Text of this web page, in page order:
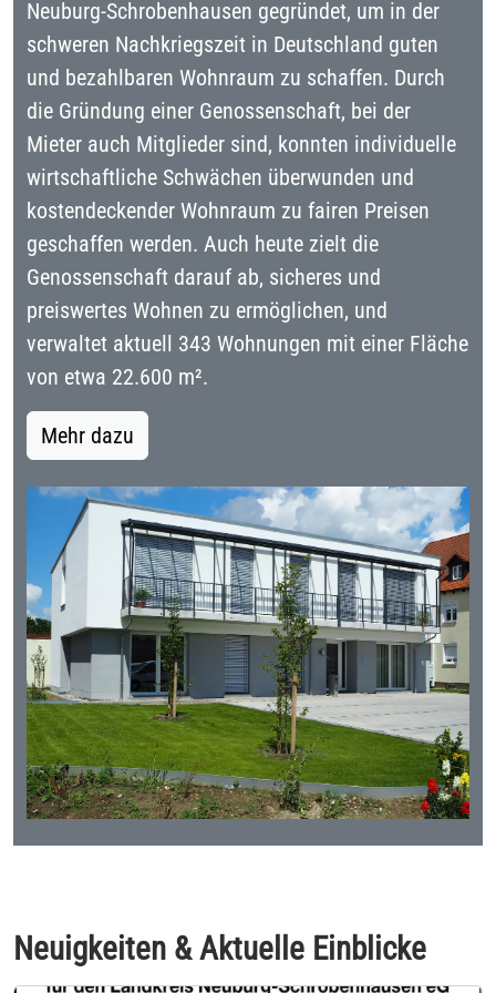
Neuburg-Schrobenhausen gegründet, um in der
schweren Nachkriegszeit in Deutschland guten
und bezahlbaren Wohnraum zu schaffen. Durch
die Gründung einer Genossenschaft, bei der
Mieter auch Mitglieder sind, konnten individuelle
wirtschaftliche Schwächen überwunden und
kostendeckender Wohnraum zu fairen Preisen
geschaffen werden. Auch heute zielt die
Genossenschaft darauf ab, sicheres und
preiswertes Wohnen zu ermöglichen, und
verwaltet aktuell 343 Wohnungen mit einer Fläche
von etwa 22.600 m².
Mehr dazu
Neuigkeiten & Aktuelle Einblicke